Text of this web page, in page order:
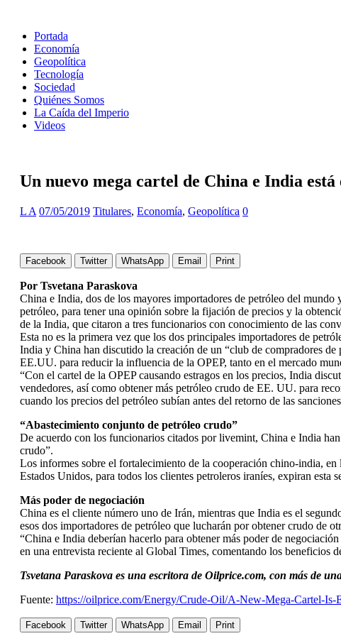
Portada
Economía
Geopolítica
Tecnología
Sociedad
Quiénes Somos
La Caída del Imperio
Videos
Un nuevo mega cartel de China e India
L A 07/05/2019 Titulares, Economía, Geopolítica 0
Facebook Twitter WhatsApp Email Print
Por Tsvetana Paraskova
China e India, dos de los mayores importadores de petróleo del
petróleo, para tener una opinión sobre la fijación de precios y la
de la India, que citaron a tres funcionarios con conocimiento de las
Esta no es la primera vez que los dos principales importadores de
India y China han discutido la creación de un “club de compradores
EE.UU. para reducir la influencia de la OPEP, tanto en el mercado
“Con el cartel de la OPEP causando estragos en los precios, India
vendedores, así como obtener más petróleo crudo de EE. UU. para
cuando los precios del petróleo subían antes del retorno de las
“Abastecimiento conjunto de petróleo crudo”
De acuerdo con los funcionarios citados por livemint, China e India
crudo”.
Los informes sobre el fortalecimiento de la cooperación chino-india,
Estados Unidos, para todos los clientes petroleros iraníes, expiran esta
Más poder de negociación
China es el cliente número uno de Irán, mientras que India es el
esos dos importadores de petróleo que lucharán por obtener crudo de
“China e India deberían hacerlo para obtener más poder de
en una entrevista reciente al Global Times, comentando los beneficios
Tsvetana Paraskova es una escritora de Oilprice.com, con más de
Fuente: https://oilprice.com/Energy/Crude-Oil/A-New-Mega-Cartel-
Facebook Twitter WhatsApp Email Print